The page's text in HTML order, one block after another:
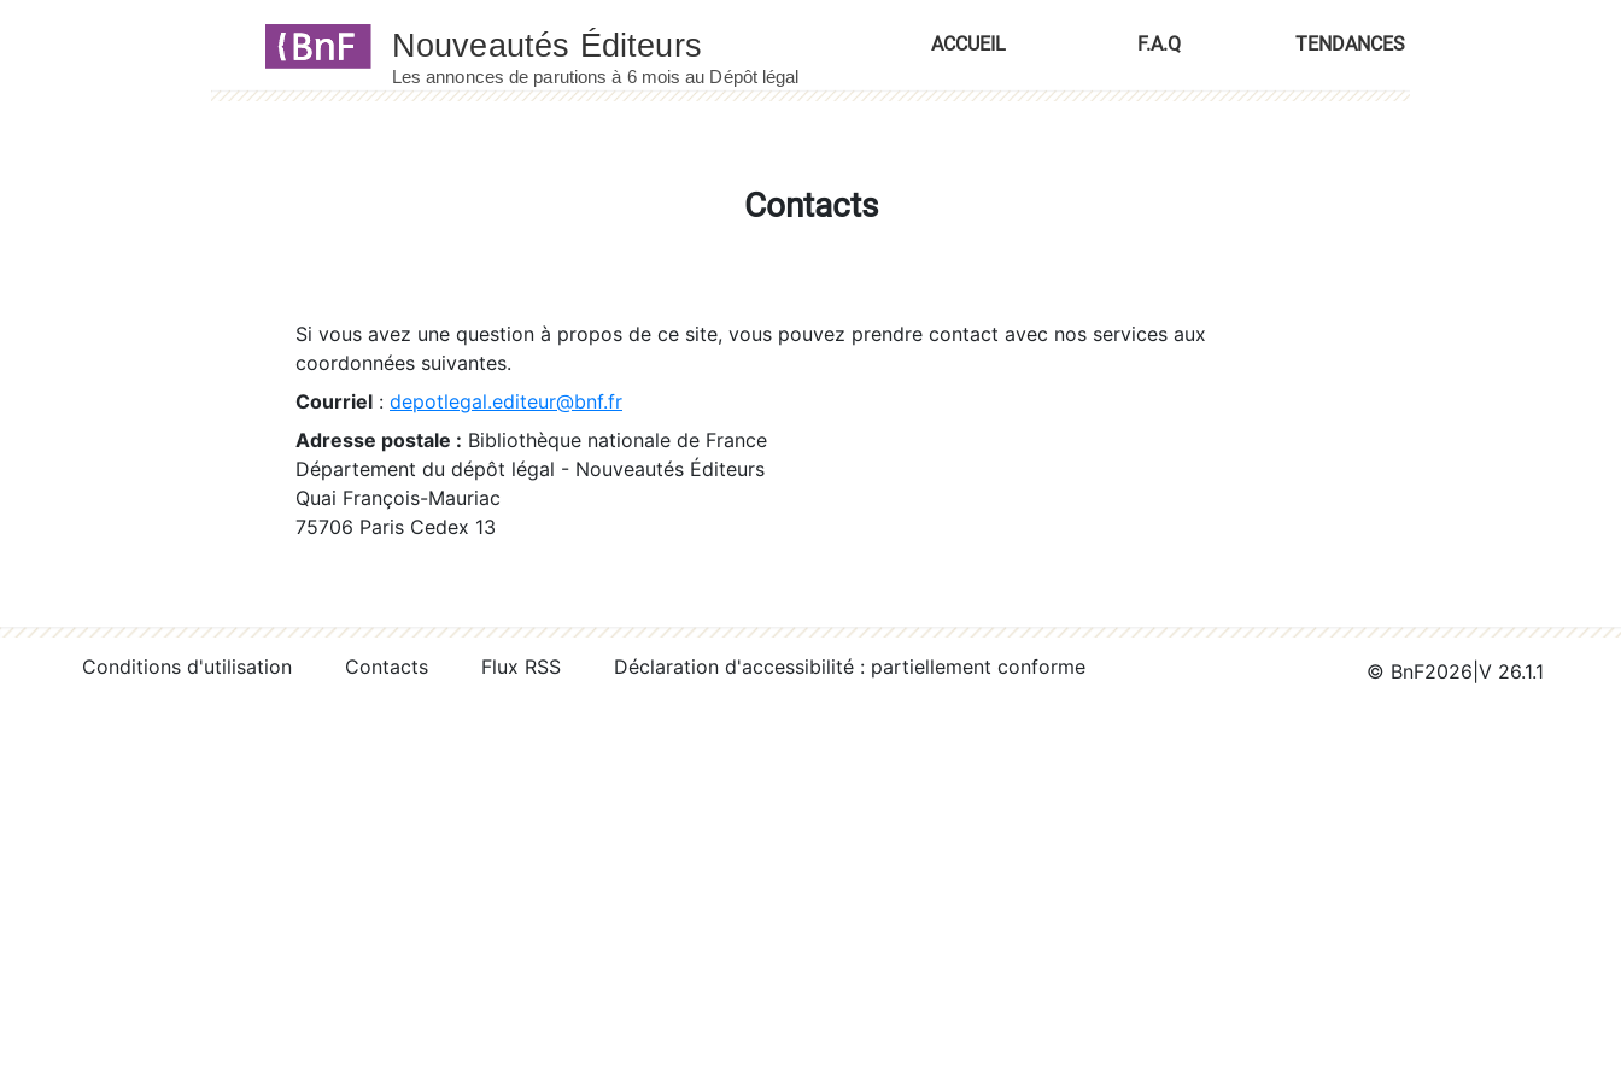
ACCUEIL F.A.Q TENDANCES
Contacts
Si vous avez une question à propos de ce site, vous pouvez prendre contact avec nos services aux
coordonnées suivantes.
Courriel : depotlegal.editeur@bnf.fr
Adresse postale : Bibliothèque nationale de France
Département du dépôt légal - Nouveautés Éditeurs
Quai François-Mauriac
75706 Paris Cedex 13
Conditions d'utilisation Contacts Flux RSS Déclaration d'accessibilité : partiellement conforme © BnF2026 V 26.1.1